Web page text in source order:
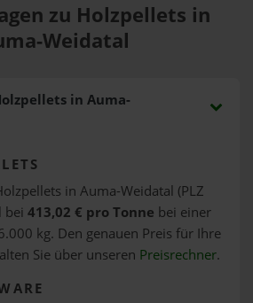
zu Holzpellets in
Weidatal
in Auma-
in Auma-Weidatal (PLZ
bei 413,02 € pro Tonne bei einer
kg. Den genauen Preis für Ihre
Sie über unseren Preisrechner.